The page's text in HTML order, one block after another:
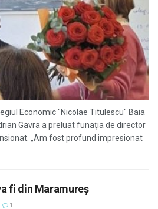
Economic "Nicolae Titulescu" Baia
Gavra a preluat funația de director
„​Am fost profund impresionat
fi din Maramureş
1